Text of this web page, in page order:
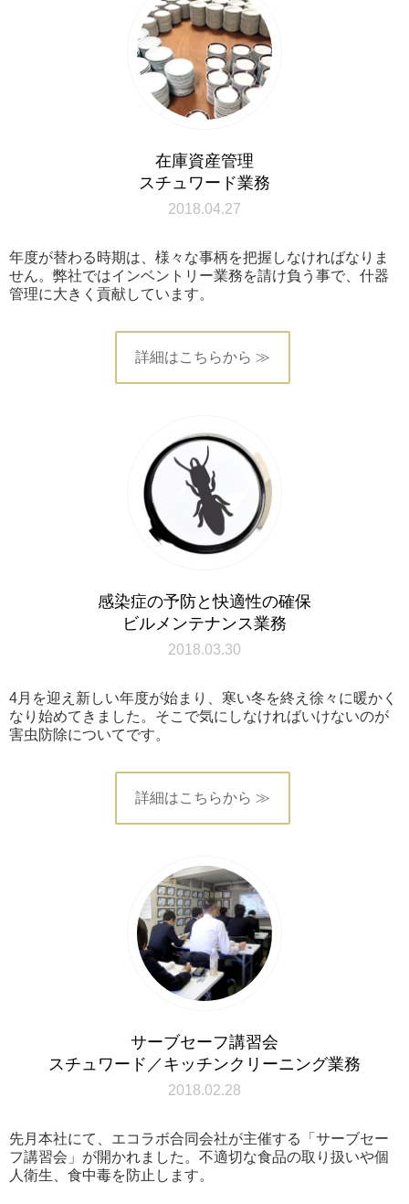
在庫資産管理
スチュワード業務
2018.04.27
年度が替わる時期は、様々な事柄を把握しなければなりま
せん。弊社ではインベントリー業務を請け負う事で、什器
管理に大きく貢献しています。
詳細はこちらから ≫
感染症の予防と快適性の確保
ビルメンテナンス業務
2018.03.30
4月を迎え新しい年度が始まり、寒い冬を終え徐々に暖かく
なり始めてきました。そこで気にしなければいけないのが
害虫防除についてです。
詳細はこちらから ≫
サーブセーフ講習会
スチュワード／キッチンクリーニング業務
2018.02.28
先月本社にて、エコラボ合同会社が主催する「サーブセー
フ講習会」が開かれました。不適切な食品の取り扱いや個
人衛生、食中毒を防止します。